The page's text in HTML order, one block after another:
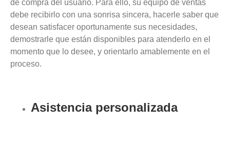
de compra del usuario. Para ello, su equipo de ventas
debe recibirlo con una sonrisa sincera, hacerle saber que
desean satisfacer oportunamente sus necesidades,
demostrarle que están disponibles para atenderlo en el
momento que lo desee, y orientarlo amablemente en el
proceso.
Asistencia personalizada